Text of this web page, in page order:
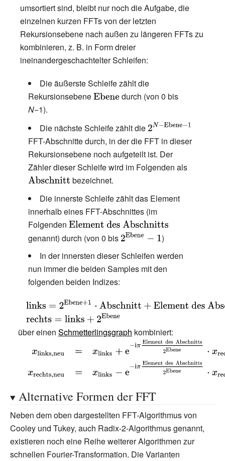
umsortiert sind, bleibt nur noch die Aufgabe, die
einzelnen kurzen FFTs von der letzten
Rekursionsebene nach außen zu längeren FFTs zu
kombinieren, z. B. in Form dreier
ineinandergeschachtelter Schleifen:
Die äußerste Schleife zählt die
Rekursionsebene{\displaystyledurch (von 0 bis
N−1).
Die nächste Schleife zählt die {\displaystyle
2^{N-
{\text{Ebene}}-1}}
FFT-Abschnitte durch, in der die FFT in dieser
Rekursionsebene noch aufgeteilt ist. Der
Zähler dieser Schleife wird im Folgenden als
bezeichnet.
Die innerste Schleife zählt das Element
innerhalb eines FFT-Abschnittes (im
Folgenden {\displaystyle
{\text{Element
Abschnitts}}}
genannt) durch (von 0 bis {\displaystyle
2^{\text{Ebene}}-1}
)
In der innersten dieser Schleifen werden
nun immer die beiden Samples mit den
folgenden beiden Indizes:
{\displaystyle
{\text{links}}=2^{{\text{Ebene}}+1}\cdot
{\text{Abschnitt}}+{\text{Element des
{\displaystyle {\text{rechts}}=
{\text{links}}+2^{\text{Ebene}}}
über einen Schmetterlingsgraph kombiniert:
{rcl}x_{\text{links,neu}}&=&x_{\text{links}}+\mathrm {e}
^{-\mathrm {i} \pi {\frac {\text{Element des Abschnitts}}
x_{\text{rechts}}\\x_{\text{rechts,neu}}&=&x_{\text{links}}-
\mathrm {e} ^{-\mathrm {i} \pi {\frac {\text{Element des
Abschnitts}}{2^{\mathrm {Ebene} }}}}\cdot
x_{\text{rechts}}\;.\end{array}}}
Alternative Formen der FFT
Neben dem oben dargestellten FFT-Algorithmus von
Cooley und Tukey, auch Radix-2-Algorithmus genannt,
existieren noch eine Reihe weiterer Algorithmen zur
schnellen Fourier-Transformation. Die Varianten